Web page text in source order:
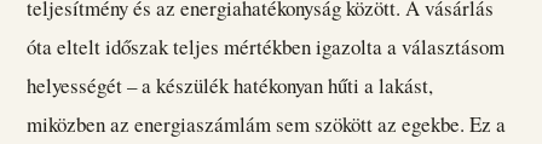
teljesítmény és az energiahatékonyság között. A vásárlás
óta eltelt időszak teljes mértékben igazolta a választásom
helyességét – a készülék hatékonyan hűti a lakást,
miközben az energiaszámlám sem szökött az egekbe. Ez a